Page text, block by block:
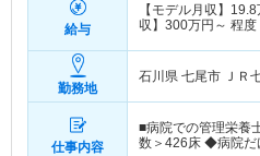
給与
【モデル月収】 19.8
収】 300万円～ 程
勤務地
石川県 七尾市 ＪＲ
仕事内容
■病院での管理栄養
数＞426床 ◆